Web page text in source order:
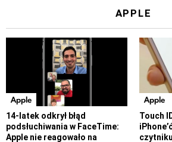
APPLE
Apple
14-latek odkrył błąd
podsłuchiwania w FaceTime:
Apple nie reagowało na
Apple
Touch